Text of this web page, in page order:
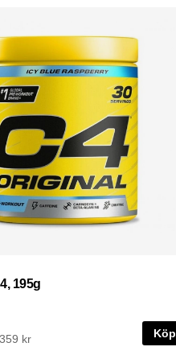
195g
359 kr Köp